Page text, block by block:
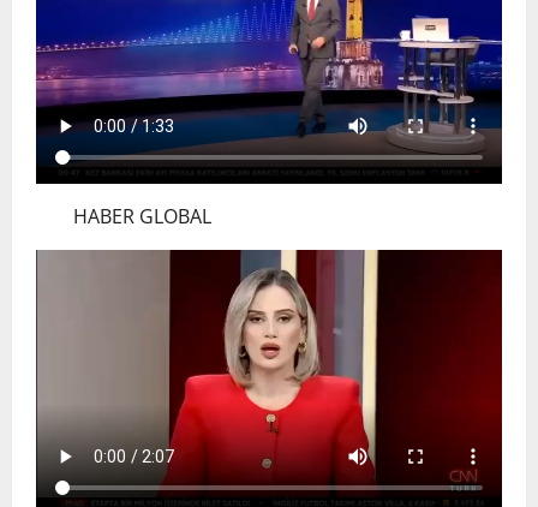
HABER GLOBAL
2
Anadolu’dan Orta Asya’ya Bilimsel İş
Birliği Zirvesi – Ağrı Tedavisinde
Uzmanlığı Buluşturmak: Türk Dünyası
Sempozyumu
3 Ağustos 2026